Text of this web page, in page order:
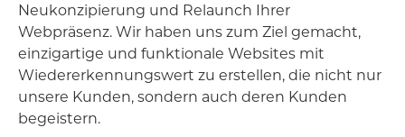
Neukonzipierung und Relaunch Ihrer
Webpräsenz. Wir haben uns zum Ziel gemacht,
einzigartige und funktionale Websites mit
Wiedererkennungswert zu erstellen, die nicht nur
unsere Kunden, sondern auch deren Kunden
begeistern.